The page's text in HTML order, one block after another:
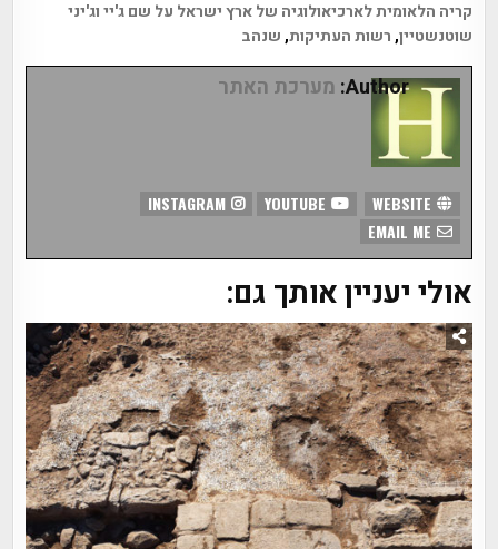
קריה הלאומית לארכיאולוגיה של ארץ ישראל על שם ג'יי וג'יני
שוטנשטיין,רשות העתיקות,שנהב
Author: מערכת האתר
INSTAGRAM
אולי יעניין אותך גם: